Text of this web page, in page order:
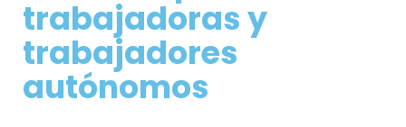
trabajadoras y
trabajadores
autónomos